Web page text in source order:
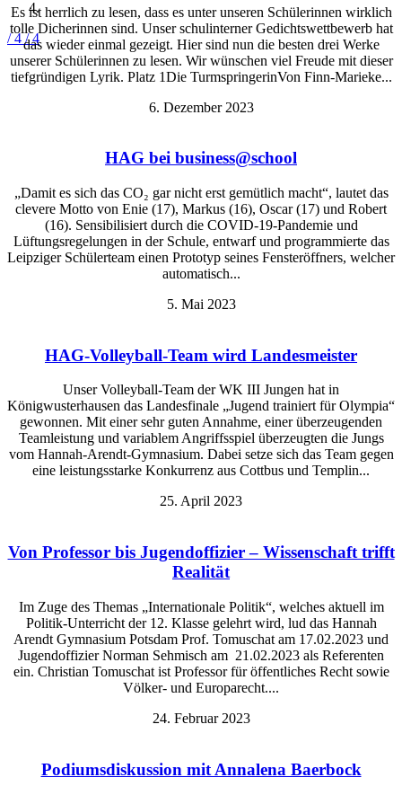
/ 4 / 4
Es ist herrlich zu lesen, dass es unter unseren Schülerinnen wirklich
tolle Dicherinnen sind. Unser schulinterner Gedichtswettbewerb hat
das wieder einmal gezeigt. Hier sind nun die besten drei Werke
unserer Schülerinnen zu lesen. Wir wünschen viel Freude mit dieser
tiefgründigen Lyrik. Platz 1Die TurmspringerinVon Finn-Marieke...
6. Dezember 2023
HAG bei business@school
„Damit es sich das CO₂ gar nicht erst gemütlich macht“, lautet das
clevere Motto von Enie (17), Markus (16), Oscar (17) und Robert
(16). Sensibilisiert durch die COVID-19-Pandemie und
Lüftungsregelungen in der Schule, entwarf und programmierte das
Leipziger Schülerteam einen Prototyp seines Fensteröffners, welcher
automatisch...
5. Mai 2023
HAG-Volleyball-Team wird Landesmeister
Unser Volleyball-Team der WK III Jungen hat in
Königwusterhausen das Landesfinale „Jugend trainiert für Olympia“
gewonnen. Mit einer sehr guten Annahme, einer überzeugenden
Teamleistung und variablem Angriffsspiel überzeugten die Jungs
vom Hannah-Arendt-Gymnasium. Dabei setze sich das Team gegen
eine leistungsstarke Konkurrenz aus Cottbus und Templin...
25. April 2023
Von Professor bis Jugendoffizier – Wissenschaft trifft
Realität
Im Zuge des Themas „Internationale Politik“, welches aktuell im
Politik-Unterricht der 12. Klasse gelehrt wird, lud das Hannah
Arendt Gymnasium Potsdam Prof. Tomuschat am 17.02.2023 und
Jugendoffizier Norman Sehmisch am 21.02.2023 als Referenten
ein. Christian Tomuschat ist Professor für öffentliches Recht sowie
Völker- und Europarecht....
24. Februar 2023
Podiumsdiskussion mit Annalena Baerbock